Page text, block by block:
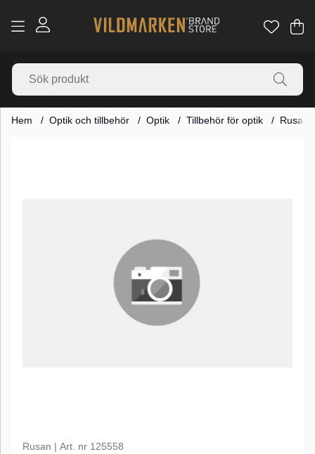
.
Hem Optik och tillbehör Optik Tillbehör för optik Rusan
Rusan | Art. nr 125558